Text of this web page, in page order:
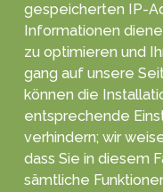
ge­speicher­ten ­IP-
Infor­matio­nen
zu opti­mie­ren und
gang auf unsere
kön­nen die
ent­sprechen­de
ver­hindern; wir
dass Sie in diesem
sämt­liche